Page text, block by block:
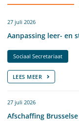
27 juli 2026
Aanpassing leer- en
Sociaal Secretariaat
LEES MEER
27 juli 2026
Afschaffing